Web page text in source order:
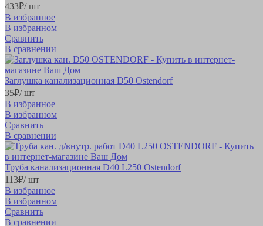
433₽/ шт
В избранное
В избранном
Сравнить
В сравнении
Заглушка канализационная D50 Ostendorf
35₽/ шт
В избранное
В избранном
Сравнить
В сравнении
Труба канализационная D40 L250 Ostendorf
113₽/ шт
В избранное
В избранном
Сравнить
В сравнении